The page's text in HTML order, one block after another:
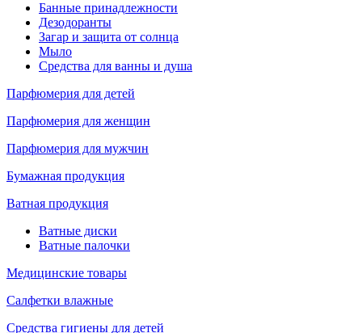
Банные принадлежности
Дезодоранты
Загар и защита от солнца
Мыло
Средства для ванны и душа
Парфюмерия для детей
Парфюмерия для женщин
Парфюмерия для мужчин
Бумажная продукция
Ватная продукция
Ватные диски
Ватные палочки
Медицинские товары
Салфетки влажные
Средства гигиены для детей